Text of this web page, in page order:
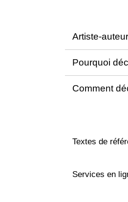
Artiste-
Pourquoi
Comment
Textes de
Services en